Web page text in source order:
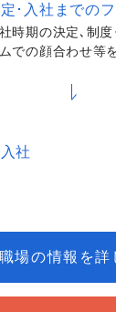
･入社までの
時期の決定､制
での顔合わせ等
社
場の情報を詳